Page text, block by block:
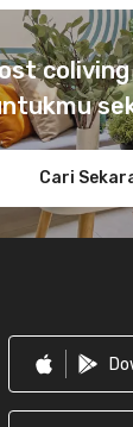
Cari